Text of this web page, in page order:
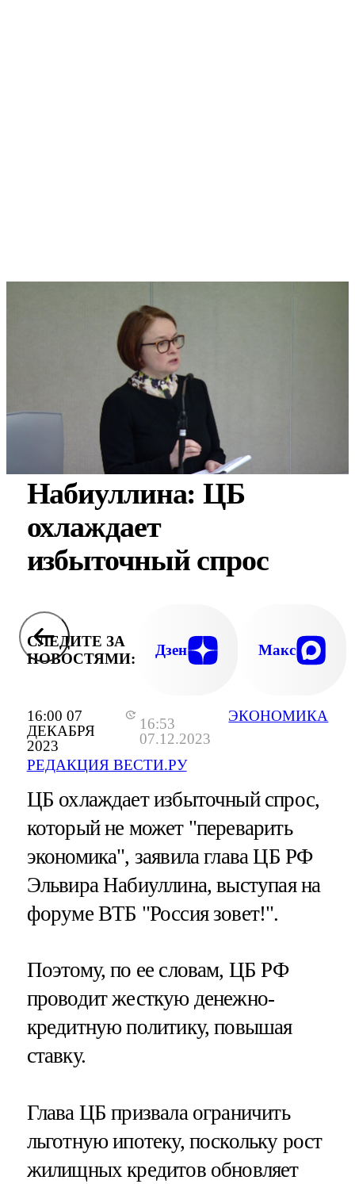
16:00 07
ДЕКАБРЯ
2023
16:53
07.12.2023
РЕДАКЦИЯ ВЕСТИ.РУ
ЭКОНОМИКА
Набиуллина: ЦБ
охлаждает
избыточный спрос
СЛЕДИТЕ ЗА
НОВОСТЯМИ:
Дзен Макс
ЦБ охлаждает избыточный спрос,
который не может "переварить
экономика", заявила глава ЦБ РФ
Эльвира Набиуллина, выступая на
форуме ВТБ "Россия зовет!".
Поэтому, по ее словам, ЦБ РФ
проводит жесткую денежно-
кредитную политику, повышая
ставку.
Глава ЦБ призвала ограничить
льготную ипотеку, поскольку рост
жилищных кредитов обновляет